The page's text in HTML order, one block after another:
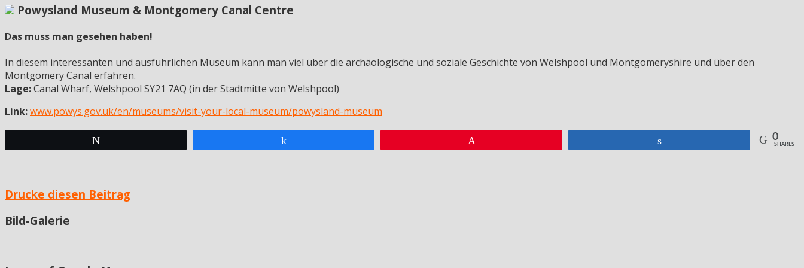
Powysland Museum & Montgomery Canal Centre
Das muss man gesehen haben!
In diesem interessanten und ausführlichen Museum kann man viel über die archäologische und soziale Geschichte von Welshpool und Montgomeryshire und über den
Montgomery Canal erfahren.
Lage:Canal Wharf, Welshpool SY21 7AQ (in der Stadtmitte von Welshpool)
Link:www.powys.gov.uk/en/museums/visit-your-local-museum/powysland-museum
0
SHARES
Drucke diesen Beitrag
Bild-Galerie